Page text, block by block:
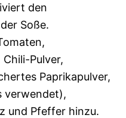
den
Soße.
Pulver,
Paprikapulver,
verwendet),
und Pfeffer hinzu.